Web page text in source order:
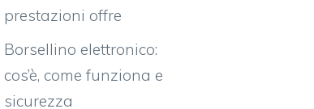
prestazioni offre
Borsellino elettronico:
cos’è, come funziona e
sicurezza